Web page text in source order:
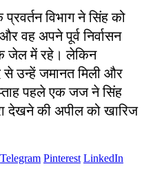
विभाग ने सिंह को
वह अपने पूर्व निर्वासन
जेल में रहे। लेकिन
से उन्हें जमानत मिली और
पहले एक जज ने सिंह
देखने की अपील को खारिज
Telegram Pinterest LinkedIn